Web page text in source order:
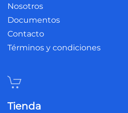
Nosotros
Documentos
Contacto
Términos y condiciones
Tienda